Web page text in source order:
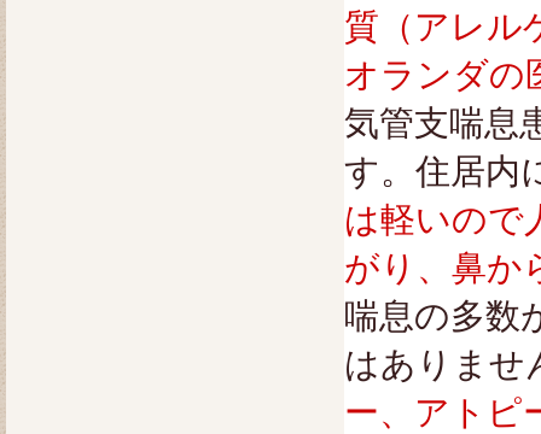
質（アレル
オランダの
気管支喘息
す。住居内
は軽いので
がり、鼻か
喘息の多数
はありませ
ー、アトピ